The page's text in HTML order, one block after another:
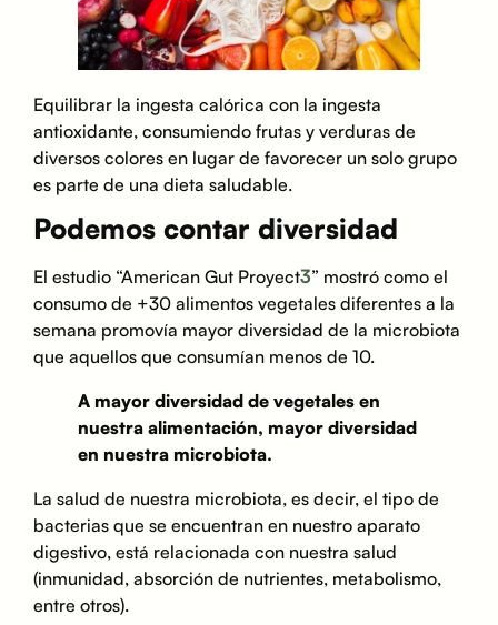
Equilibrar la ingesta calórica con la ingesta
antioxidante, consumiendo frutas y verduras de
diversos colores en lugar de favorecer un solo grupo
es parte de una dieta saludable.
Podemos contar diversidad
El estudio “American Gut Proyect3” mostró como el
consumo de +30 alimentos vegetales diferentes a la
semana promovía mayor diversidad de la microbiota
que aquellos que consumían menos de 10.⁣
A mayor diversidad de vegetales en
nuestra alimentación, mayor diversidad
en nuestra microbiota. ⁣
La salud de nuestra microbiota, es decir, el tipo de
bacterias que se encuentran en nuestro aparato
digestivo, está relacionada con nuestra salud
(inmunidad, absorción de nutrientes, metabolismo,
entre otros).